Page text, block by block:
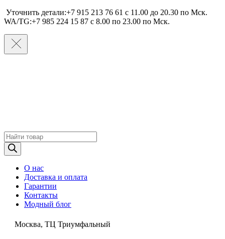
Уточнить детали:+7 915 213 76 61 c 11.00 до 20.30 по Мcк.
WA/TG:+7 985 224 15 87 c 8.00 по 23.00 по Мcк.
Поиск
товаров
О нас
Доставка и оплата
Гарантии
Контакты
Модный блог
Москва, ТЦ Триумфальный